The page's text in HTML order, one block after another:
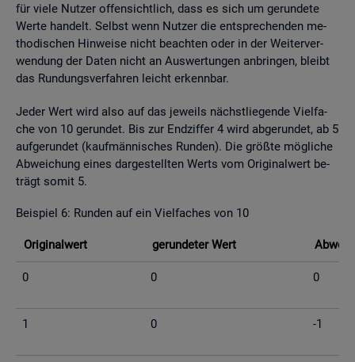
für viele Nut­zer of­fen­sicht­lich, dass es sich um ge­run­de­te
Werte han­delt. Selbst wenn Nut­zer die ent­spre­chen­den me­
tho­di­schen Hin­wei­se nicht be­ach­ten oder in der Wei­ter­ver­
wen­dung der Daten nicht an Aus­wer­tun­gen an­brin­gen, bleibt
das Run­dungs­ver­fah­ren leicht er­kenn­bar.
Jeder Wert wird also auf das je­weils nächst­lie­gen­de Viel­fa­
che von 10 ge­run­det. Bis zur End­zif­fer 4 wird ab­ge­run­det, ab 5
auf­ge­run­det (kauf­män­ni­sches Run­den). Die grö­ß­te mög­li­che
Ab­wei­chung eines dar­ge­stell­ten Werts vom Ori­gi­nal­wert be­
trägt somit 5.
Bei­spiel 6: Run­den auf ein Viel­fa­ches von 10
Ori­gi­nal­wert ge­run­de­ter Wert
0 0 0
1 0 -1